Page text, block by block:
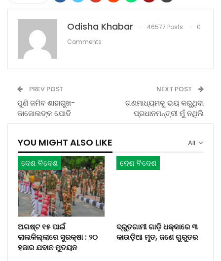
Odisha Khabar 46577 Posts
0
Comments
PREV POST
ପୁଣି ଜମିବ ଶାହାରୁଖ-
କାଜୋଲଙ୍କ ଯୋଡି
NEXT POST
ଗଣମାଧ୍ୟମକୁ ଭୟ କରୁଥିବା
ପ୍ରଧାନମନ୍ତ୍ରୀ ମୁଁ ନଥିଲି
All
YOU MIGHT ALSO LIKE
ଦେଶ ବିଦେଶ
ଅଗଷ୍ଟ ୧୫ ପାଇଁ
ଲାଲକିଲ୍ଲାରେ ସୁରକ୍ଷା : ୨୦
ହଜାର ଯବାନ ମୁତୟନ
ଦେଶ ବିଦେଶ
ଦ୍ରୁତଗାମୀ ଗାଡ଼ି ଧକ୍କାରେ ୩
କାଉଡ଼ିଆ ମୃତ, ଜଣେ ଗୁରୁତର